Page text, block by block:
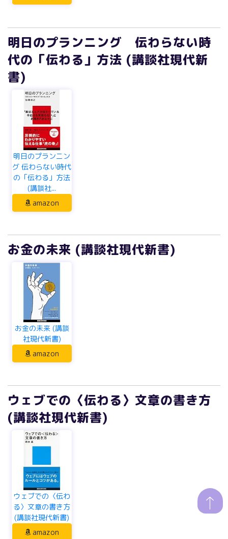
代の「伝わる」方法 (講談社現代新
書)
明日のプランニン
グ 伝わらない時代
の「伝わる」方法
(講談社...
amazon
お金の未来 (講談
社現代新書)
amazon
(講談社現代新書)
ウェブでの〈伝わ
る〉文章の書き方
(講談社現代新書)
amazon